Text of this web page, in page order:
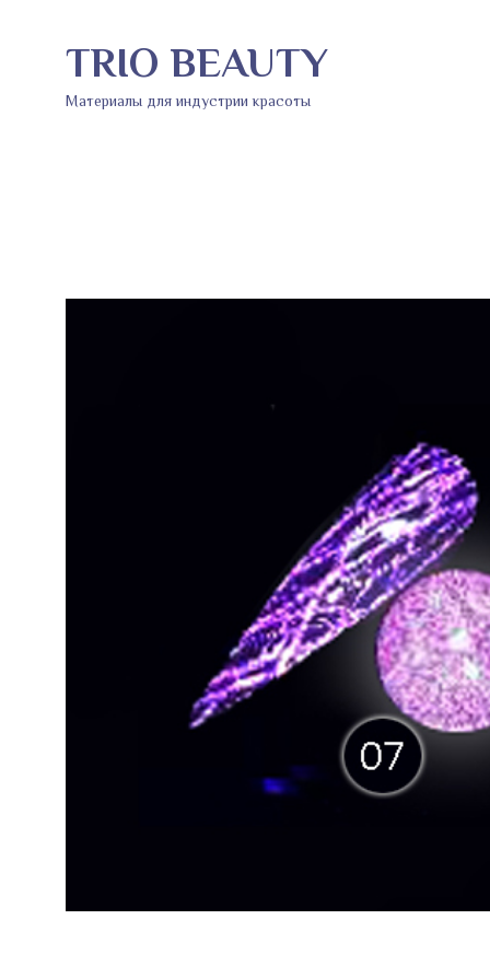
TRIO BEAUTY
Материалы для индустрии красоты